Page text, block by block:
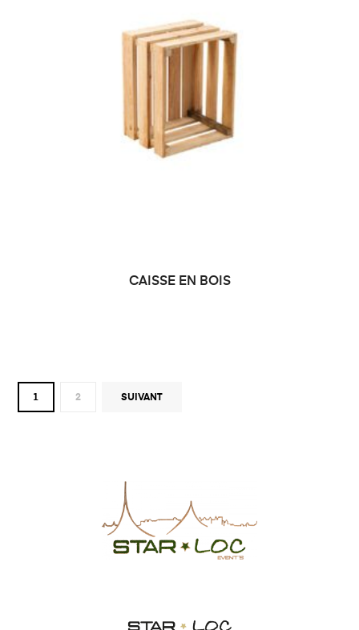
CAISSE EN BOIS
1 2 SUIVANT